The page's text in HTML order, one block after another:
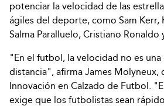
potenciar la velocidad de las
ágiles del deporte, como Sam Kerr,
Salma Paralluelo, Cristiano Ronaldo
"En el futbol, la velocidad no es una
distancia", afirma James
Innovación en Calzado de Futbol.
exige que los futbolistas sean